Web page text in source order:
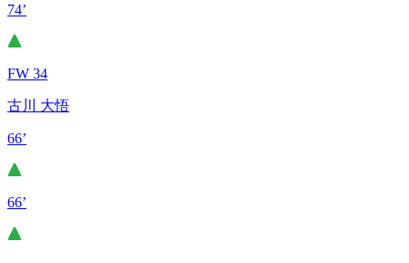
74’
FW 34
古川 大悟
66’
66’